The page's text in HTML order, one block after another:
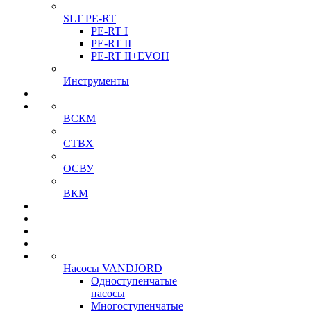
SLT PE-RT
PE-RT I
PE-RT II
PE-RT II+EVOH
Инструменты
ВСКМ
СТВХ
ОСВУ
ВКМ
Насосы VANDJORD
Одноступенчатые
насосы
Многоступенчатые